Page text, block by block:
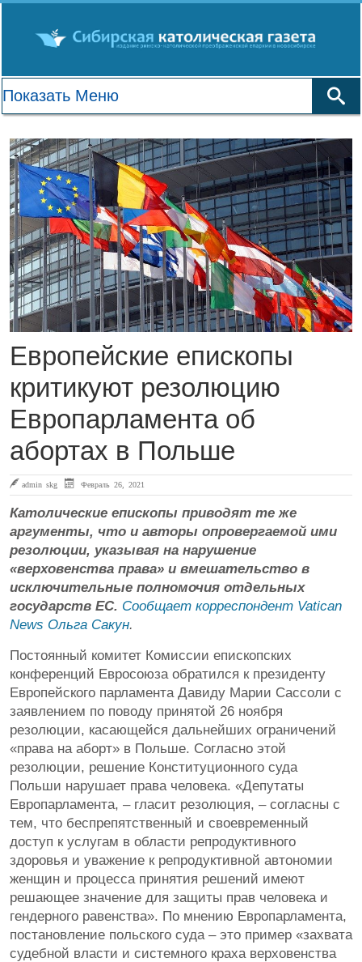
Европейские епископы
критикуют резолюцию
Европарламента об
абортах в Польше
admin skg Февраль 26, 2021
Католические епископы приводят те же
аргументы, что и авторы опровергаемой ими
резолюции, указывая на нарушение
«верховенства права» и вмешательство в
исключительные полномочия отдельных
государств ЕС. Сообщает корреспондент Vatican
News Ольга Сакун.
Постоянный комитет Комиссии епископских
конференций Евросоюза обратился к президенту
Европейского парламента Давиду Марии Сассоли с
заявлением по поводу принятой 26 ноября
резолюции, касающейся дальнейших ограничений
«права на аборт» в Польше. Согласно этой
резолюции, решение Конституционного суда
Польши нарушает права человека. «Депутаты
Европарламента, – гласит резолюция, – согласны с
тем, что беспрепятственный и своевременный
доступ к услугам в области репродуктивного
здоровья и уважение к репродуктивной автономии
женщин и процесса принятия решений имеют
решающее значение для защиты прав человека и
гендерного равенства». По мнению Европарламента,
постановление польского суда – это пример «захвата
судебной власти и системного краха верховенства